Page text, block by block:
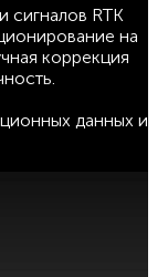
сигналов RTK
на
коррекция
данных и